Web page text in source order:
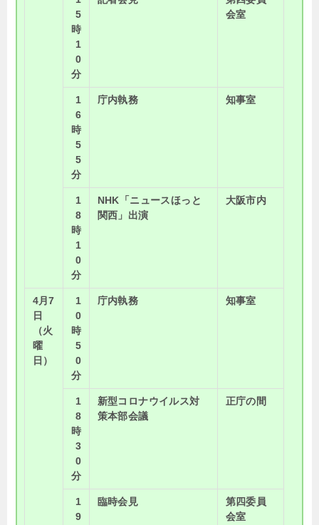
5
時
1
0
分
会室
1
6
時
5
5
分
庁内執務 知事室
1
8
時
1
0
分
NHK「ニュースほっと
関西」出演
大阪市内
4月7
日
（火
曜
日）
1
0
時
5
0
分
庁内執務 知事室
1
8
時
3
0
分
新型コロナウイルス対
策本部会議
正庁の間
1
9
臨時会見
第四委員
会室